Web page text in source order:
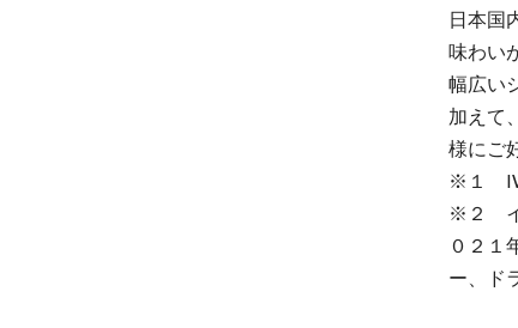
日本国
味わい
幅広い
加えて
様にご
※１
※２ イ
０２１
ー、ド